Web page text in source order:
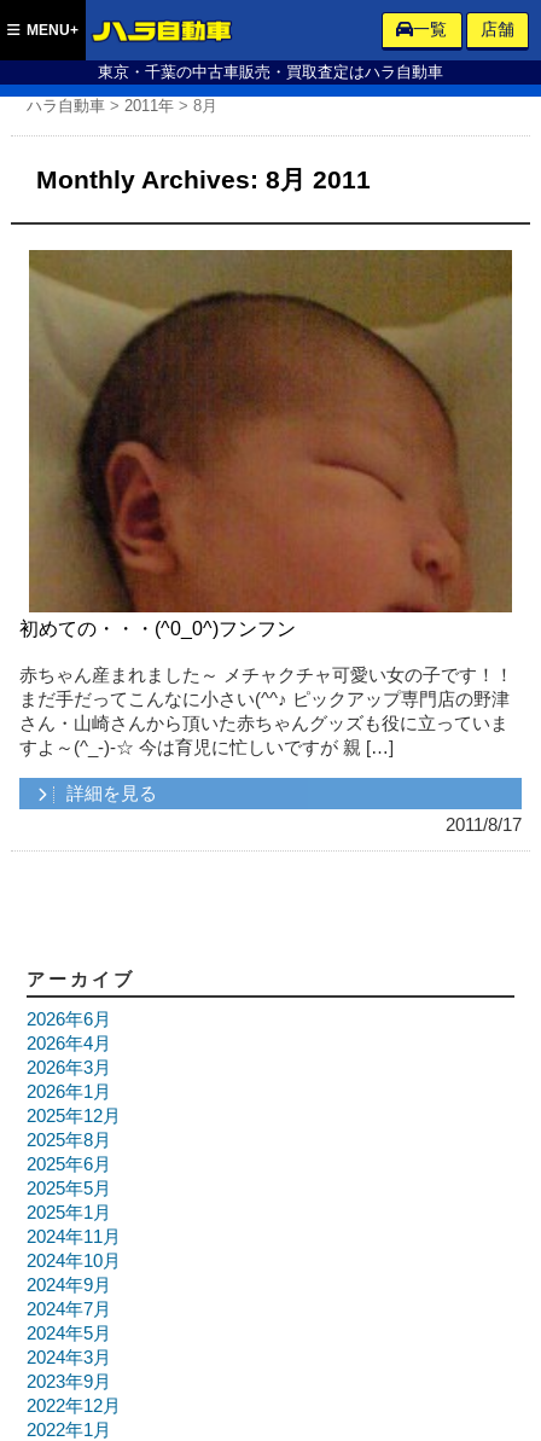
東京・千葉の中古車販売・買取査定はハラ自動車
MENU+ 一覧 店舗
ハラ自動車 >2011年 >8月
Monthly Archives: 8月 2011
初めての・・・(^0_0^)フンフン
赤ちゃん産まれました～ メチャクチャ可愛い女の子です！！
まだ手だってこんなに小さい(^^♪ ピックアップ専門店の野津
さん・山崎さんから頂いた赤ちゃんグッズも役に立っていま
すよ～(^_-)-☆ 今は育児に忙しいですが 親 […]
詳細を見る
2011/8/17
アーカイブ
2026年6月
2026年4月
2026年3月
2026年1月
2025年12月
2025年8月
2025年6月
2025年5月
2025年1月
2024年11月
2024年10月
2024年9月
2024年7月
2024年5月
2024年3月
2023年9月
2022年12月
2022年1月